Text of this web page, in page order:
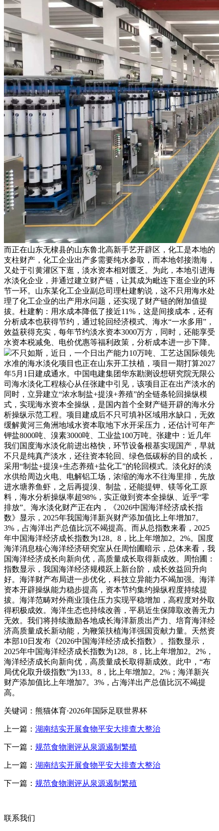
而正在山东无棣县的山东鲁北高新手艺开辟区，化工是本地的
支柱财产，化工企业出产多需要纯水参取，而本地邻接渤海，
又处于引黄灌区下逛，淡水资本相对匮乏。为此，本地引进海
水淡化企业，并通过建立财产链，让其成为毗连下逛企业的环
节一环。山东某化工企业副总司理杜建豹说，这不只用海水处
理了化工企业的出产用水问题，还实现了财产链的附加值提
拔。杜建豹：用水成本降低了接近11%，这是间接成本，还有
分析成本也获得节约，通过轮回经济模式、海水“一水多用”，
效益获得充实，每年节约淡水资本3000万方，同时，还能享受
水资本税减免、电价优惠等福利政策，分析成本进一步下降。
不只如斯，近日，一个日出产能力10万吨、工艺达国际领先
水准的海水淡化项目也正在山东开工扶植，项目一期打算2027
年5月1日建成通水。中国电建集团华东勘测设想研究院无限公
司海水淡化工程核心从任张建中引见，该项目正在出产淡水的
同时，立异建立“浓水制盐+提溴+养殖”的全链条轮回操纵模
式，实现海水资本全操纵，是国内首个全财产链开辟的海水分
析操纵示范工程。项目建成后不只可填补区域用水缺口，无效
缓解黄河三角洲地域水资本取地下水开采压力，还估计可年产
钾盐8000吨、溴素3000吨、工业盐100万吨。张建中：近几年
我们国度海水淡化前进出格快，环节设备根基实现国产，早就
不只是纯真产淡水，还往资本轮回、绿色低碳标的目的成长，
采用“制盐+提溴+生态养殖+盐化工”的轮回模式。淡化好的淡
水供给周边火电、电解铝工场，浓缩的海水不往海里排，先放
进水塘养鱼虾，之后再提溴、制盐，还能提钾、镁等化工原
料，海水分析操纵率超98%，实正做到资本全操纵、近乎“零
排放”。海水淡化财产正在内，《2026中国海洋经济成长指
数》显示，2025年我国海洋新兴财产添加值比上年增加7。
3%，占海洋出产总值比沉不竭提高。而从总指数来看，2025
年中国海洋经济成长指数为128。8，比上年增加2。2%。国度
海洋消息核心海洋经济研究室从任周怡圃暗示，总体来看，我
国海洋经济成长向新向优，高质量成长取得新成效。周怡圃：
指数显示，我国海洋经济规模跃上新台阶，成长效益回升向
好。海洋财产布局进一步优化，科技立异能力不竭加强。海洋
资本开辟操纵能力稳步提高，资本节约集约操纵程度持续提
拔。海洋范畴对外商业顶住压力实现平稳增加，高程度对外取
得积极成效。海洋生态也持续改善，平易近生保障取改善无力
无效。我们将持续激励各地成长海洋新质出产力、培育海洋经
济高质量成长新动能，为鞭策扶植海洋强国贡献力量。天然资
本部10日发布《2026中国海洋经济成长指数》。指数显示，
2025年中国海洋经济成长指数为128。8，比上年增加2。2%，
海洋经济成长向新向优，高质量成长取得新成效。此中，“布
局优化取升级指数”为133。8，比上年增加2。2%；海洋新兴
财产添加值比上年增加7。3%，占海洋出产总值比沉不竭提
高。
关键词：熊猫体育·2026年国际足联世界杯
上一篇： 湖南结实开展食物平安大排查大整治
下一篇： 规范食物测评从泉源遏制繁殖
上一篇： 湖南结实开展食物平安大排查大整治
下一篇： 规范食物测评从泉源遏制繁殖
联系我们